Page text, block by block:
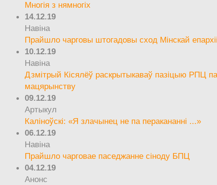
Многія з нямногіх
14.12.19
Навіна
Прайшло чарговы штогадовы сход Мінскай
10.12.19
Навіна
Дзмітрый Кісялёў раскрытыкаваў пазіцыю РПЦ
мацярынству
09.12.19
Артыкул
Каліноўскі: «Я злачынец не па перакананні ...»
06.12.19
Навіна
Прайшло чарговае паседжанне сіноду БПЦ
04.12.19
Анонс